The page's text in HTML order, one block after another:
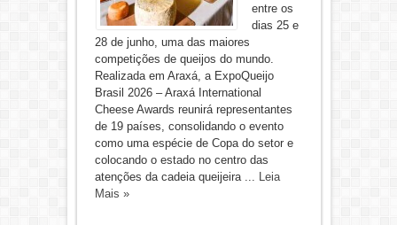
entre os
dias 25 e
28 de junho, uma das maiores
competições de queijos do mundo.
Realizada em Araxá, a ExpoQueijo
Brasil 2026 – Araxá International
Cheese Awards reunirá representantes
de 19 países, consolidando o evento
como uma espécie de Copa do setor e
colocando o estado no centro das
atenções da cadeia queijeira ... Leia
Mais »